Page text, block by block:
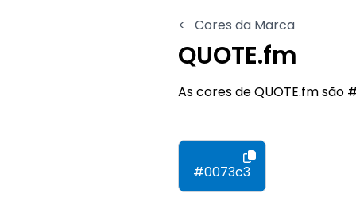
< Cores da Marca
QUOTE.fm
As cores de QUOTE.fm
#0073c3